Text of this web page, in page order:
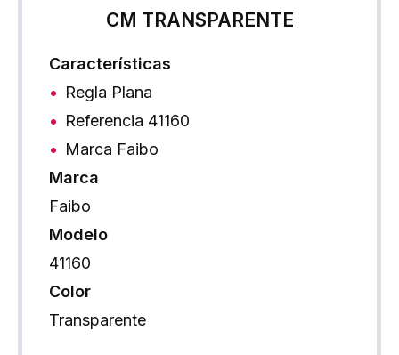
CM TRANSPARENTE
Características
Regla Plana
Referencia 41160
Marca Faibo
Marca
Faibo
Modelo
41160
Color
Transparente